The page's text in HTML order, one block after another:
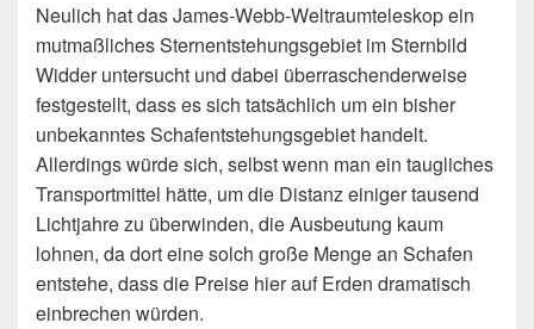
Neulich hat das James-Webb-Weltraumteleskop ein
mutmaßliches Sternentstehungsgebiet im Sternbild
Widder untersucht und dabei überraschenderweise
festgestellt, dass es sich tatsächlich um ein bisher
unbekanntes Schafentstehungsgebiet handelt.
Allerdings würde sich, selbst wenn man ein taugliches
Transportmittel hätte, um die Distanz einiger tausend
Lichtjahre zu überwinden, die Ausbeutung kaum
lohnen, da dort eine solch große Menge an Schafen
entstehe, dass die Preise hier auf Erden dramatisch
einbrechen würden.